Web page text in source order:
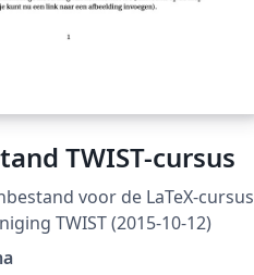
TWIST-cursus
voor de LaTeX-cursus
TWIST (2015-10-12)